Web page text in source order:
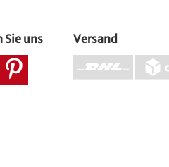
Sie uns Versand